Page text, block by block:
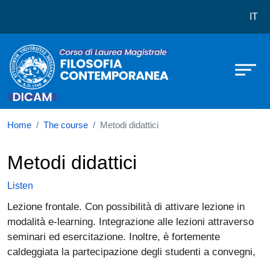
Corso di laurea in Filosofia IT
Home The course Metodi didattici
Metodi didattici
Listen
Lezione frontale. Con possibilità di attivare lezione in
modalità e-learning. Integrazione alle lezioni attraverso
seminari ed esercitazione. Inoltre, è fortemente
caldeggiata la partecipazione degli studenti a convegni,